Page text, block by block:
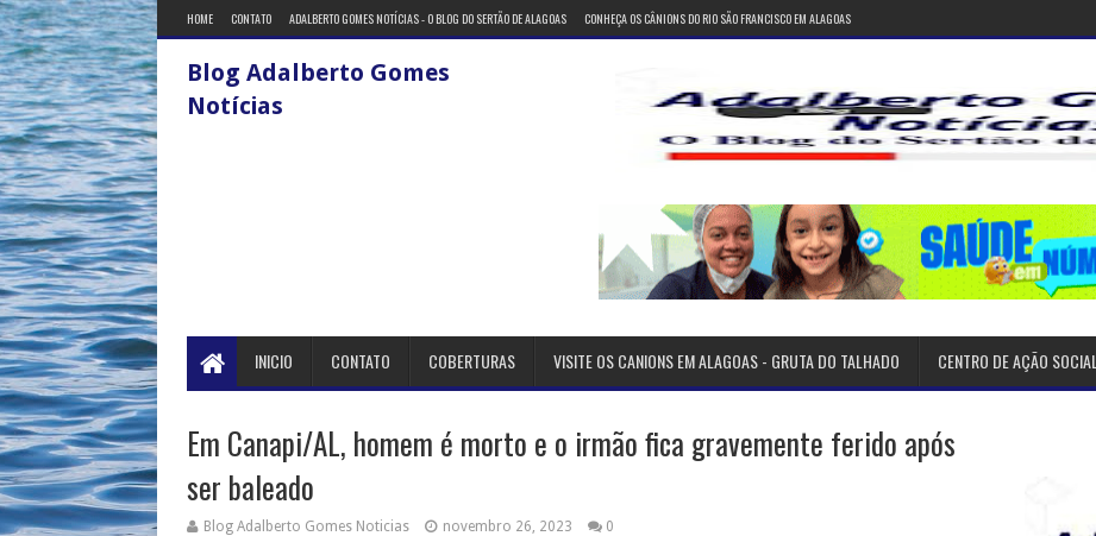
HOME CONTATO ADALBERTO GOMES NOTÍCIAS - O BLOG DO SERTÃO DE ALAGOAS CONHEÇA OS CÂNIONS DO RIO SÃO FRANCISCO EM ALAGOAS
Blog Adalberto Gomes
Notícias
INICIO CONTATO COBERTURAS VISITE OS CANIONS EM ALAGOAS - GRUTA DO TALHADO CENTRO DE AÇÃO SOCIAL
Em Canapi/AL, homem é morto e o irmão fica gravemente ferido após
ser baleado
Blog Adalberto Gomes Noticias novembro 26, 2023 0